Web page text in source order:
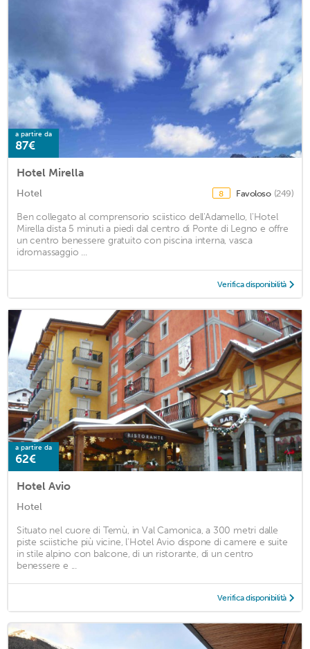
a partire da
87€
Hotel Mirella
Hotel 8 Favoloso (249)
Ben collegato al comprensorio sciistico dell'Adamello, l'Hotel
Mirella dista 5 minuti a piedi dal centro di Ponte di Legno e offre
un centro benessere gratuito con piscina interna, vasca
idromassaggio ...
Verifica disponibilità
a partire da
62€
Hotel Avio
Hotel
Situato nel cuore di Temù, in Val Camonica, a 300 metri dalle
piste sciistiche più vicine, l'Hotel Avio dispone di camere e suite
in stile alpino con balcone, di un ristorante, di un centro
benessere e ...
Verifica disponibilità